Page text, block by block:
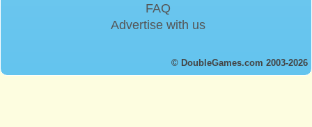
FAQ
Advertise with us
© DoubleGames.com 2003-2026